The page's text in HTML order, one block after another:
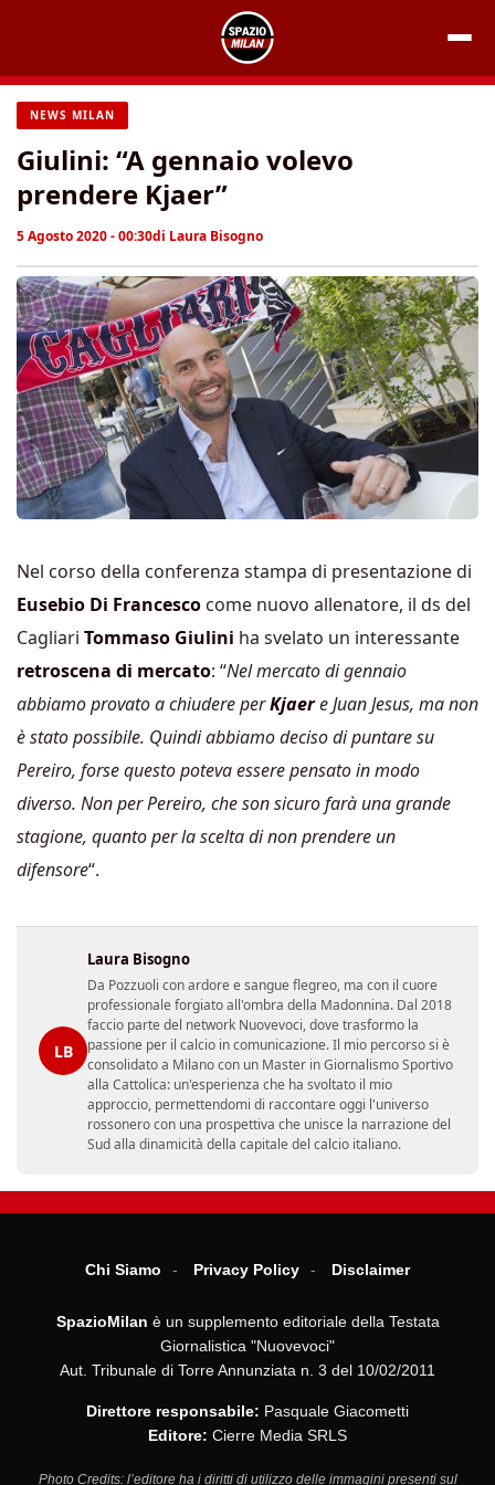
contenuto
NEWS MILAN
Giulini: “A gennaio volevo
prendere Kjaer”
5 Agosto 2020 - 00:30di Laura Bisogno
Nel corso della conferenza stampa di presentazione di
Eusebio Di Francesco come nuovo allenatore, il ds del
Cagliari Tommaso Giulini ha svelato un interessante
retroscena di mercato: “Nel mercato di gennaio
abbiamo provato a chiudere perKjaere Juan Jesus, ma non
è stato possibile. Quindi abbiamo deciso di puntare su
Pereiro, forse questo poteva essere pensato in modo
diverso. Non per Pereiro, che son sicuro farà una grande
stagione, quanto per la scelta di non prendere un
difensore“.
LB
Laura Bisogno
Da Pozzuoli con ardore e sangue flegreo, ma con il cuore
professionale forgiato all'ombra della Madonnina. Dal 2018
faccio parte del network Nuovevoci, dove trasformo la
passione per il calcio in comunicazione. Il mio percorso si è
consolidato a Milano con un Master in Giornalismo Sportivo
alla Cattolica: un'esperienza che ha svoltato il mio
approccio, permettendomi di raccontare oggi l'universo
rossonero con una prospettiva che unisce la narrazione del
Sud alla dinamicità della capitale del calcio italiano.
Chi Siamo Privacy Policy Disclaimer
SpazioMilan è un supplemento editoriale della Testata
Giornalistica "Nuovevoci"
Aut. Tribunale di Torre Annunziata n. 3 del 10/02/2011
Direttore responsabile: Pasquale Giacometti
Editore: Cierre Media SRLS
Photo Credits: l’editore ha i diritti di utilizzo delle immagini presenti sul